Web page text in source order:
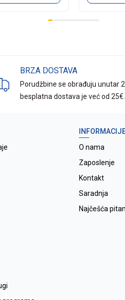
BRZA DOSTAVA
Porudžbine se obrađuju unutar
besplatna dostava je već od 25€.
O nama
Zaposlenje
Kontakt
Saradnja
Najčešća